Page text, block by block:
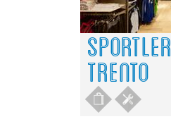
SPORTLER
TRENTO